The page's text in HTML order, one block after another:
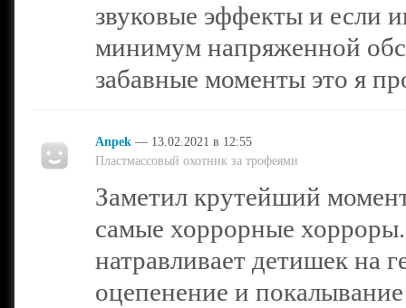
звуковые эффекты и если
минимум напряженной
забавные моменты это я
Anpek— 13.02.2021 в 12:55
Пластмассовый охотник за трофеями
Заметил крутейший
самые хоррорные
натравливает детишек на
оцепенение и